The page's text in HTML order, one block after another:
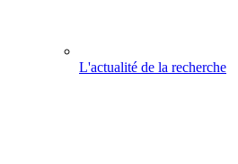
L'actualité de la recherche